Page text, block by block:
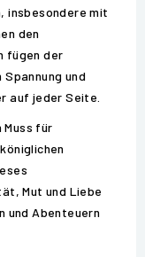
insbesondere mit
den
fügen der
und
auf jeder Seite.
Muss für
Mut und Liebe
und Abenteuern